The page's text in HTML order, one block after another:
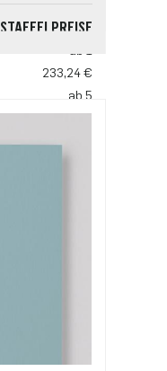
STAFFELPREISE
ab 1
233,24 €
ab 5
185,22 €